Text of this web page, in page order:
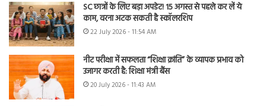
SC छात्रों के लिए बड़ा अपडेट! 15 अगस्त से पहले कर लें ये
काम, वरना अटक सकती है स्कॉलरशिप
22 July 2026 - 11:54 AM
नीट परीक्षा में सफलता “शिक्षा क्रांति” के व्यापक प्रभाव को
उजागर करती है: शिक्षा मंत्री बैंस
20 July 2026 - 11:43 AM